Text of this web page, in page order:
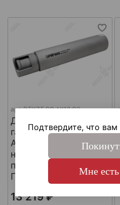
арт.DTKZT PG АК12 G3
ДТКП
газоразгруженный на
АК12 G3 (с
несъемным
пламегасителем) ,
Пафган / PufGun
13 219 ₽
Подтвердите, что вам
Мне есть